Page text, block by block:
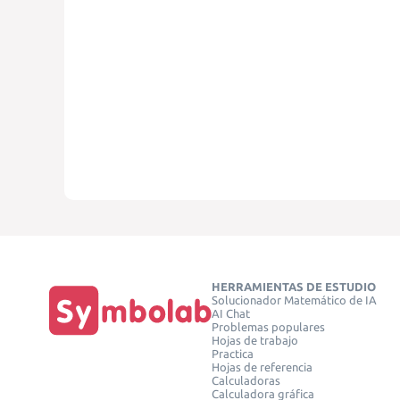
HERRAMIENTAS DE ESTUDIO
Solucionador Matemático de IA
AI Chat
Problemas populares
Hojas de trabajo
Practica
Hojas de referencia
Calculadoras
Calculadora gráfica